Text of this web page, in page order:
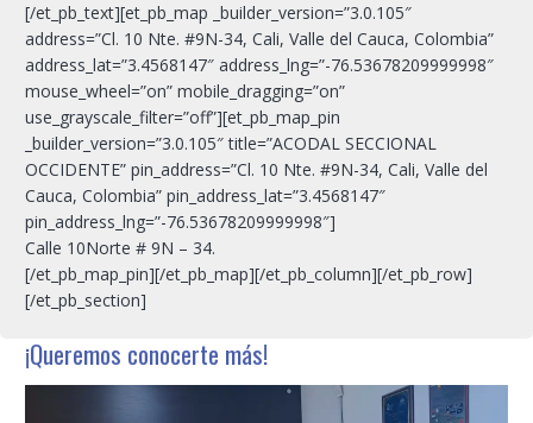
[/et_pb_text][et_pb_map _builder_version=”3.0.105″
address=”Cl. 10 Nte. #9N-34, Cali, Valle del Cauca, Colombia”
address_lat=”3.4568147″ address_lng=”-76.53678209999998″
mouse_wheel=”on” mobile_dragging=”on”
use_grayscale_filter=”off”][et_pb_map_pin
_builder_version=”3.0.105″ title=”ACODAL SECCIONAL
OCCIDENTE” pin_address=”Cl. 10 Nte. #9N-34, Cali, Valle del
Cauca, Colombia” pin_address_lat=”3.4568147″
pin_address_lng=”-76.53678209999998″]
Calle 10Norte # 9N – 34.
[/et_pb_map_pin][/et_pb_map][/et_pb_column][/et_pb_row]
[/et_pb_section]
¡Queremos conocerte más!